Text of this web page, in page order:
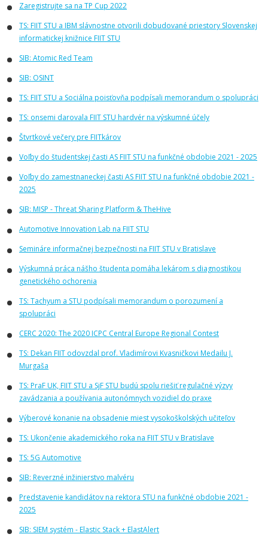
Zaregistrujte sa na TP Cup 2022
TS: FIIT STU a IBM slávnostne otvorili dobudované priestory Slovenskej
informatickej knižnice FIIT STU
SIB: Atomic Red Team
SIB: OSINT
TS: FIIT STU a Sociálna poisťovňa podpísali memorandum o spolupráci
TS: onsemi darovala FIIT STU hardvér na výskumné účely
Štvrtkové večery pre FIITkárov
Voľby do študentskej časti AS FIIT STU na funkčné obdobie 2021 - 2025
Voľby do zamestnaneckej časti AS FIIT STU na funkčné obdobie 2021 -
2025
SIB: MISP - Threat Sharing Platform & TheHive
Automotive Innovation Lab na FIIT STU
Semináre informačnej bezpečnosti na FIIT STU v Bratislave
Výskumná práca nášho študenta pomáha lekárom s diagnostikou
genetického ochorenia
TS: Tachyum a STU podpísali memorandum o porozumení a
spolupráci
CERC 2020: The 2020 ICPC Central Europe Regional Contest
TS: Dekan FIIT odovzdal prof. Vladimírovi Kvasničkovi Medailu J.
Murgaša
TS: PraF UK, FIIT STU a SjF STU budú spolu riešiť regulačné výzvy
zavádzania a používania autonómnych vozidiel do praxe
Výberové konanie na obsadenie miest vysokoškolských učiteľov
TS: Ukončenie akademického roka na FIIT STU v Bratislave
TS: 5G Automotive
SIB: Reverzné inžinierstvo malvéru
Predstavenie kandidátov na rektora STU na funkčné obdobie 2021 -
2025
SIB: SIEM systém - Elastic Stack + ElastAlert